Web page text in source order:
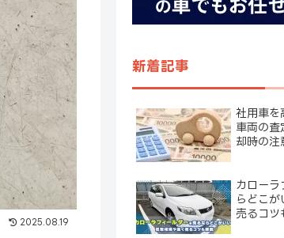
2025.08.19
新着記事
社用車を
車両の査
却時の注
カローラ
らどこが
売るコツ